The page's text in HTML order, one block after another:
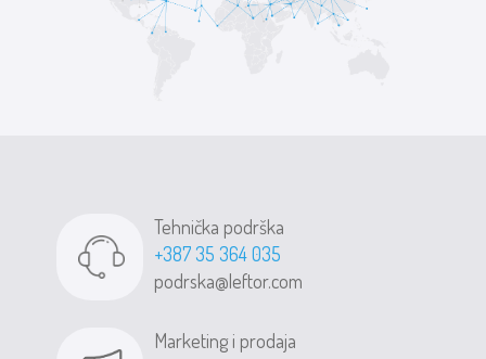
Tehnička podrška
+387 35 364 035
podrska@leftor.com
Marketing i prodaja